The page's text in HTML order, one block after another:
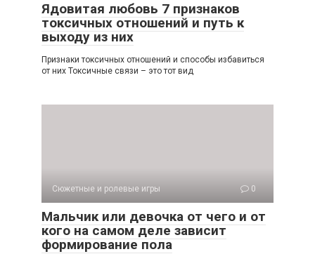
Ядовитая любовь 7 признаков
токсичных отношений и путь к
выходу из них
Признаки токсичных отношений и способы избавиться
от них Токсичные связи – это тот вид
Сюжетные и ролевые игры 0
Мальчик или девочка от чего и от
кого на самом деле зависит
формирование пола